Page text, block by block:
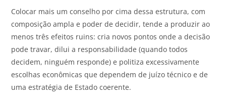
Colocar mais um conselho por cima dessa estrutura, com
composição ampla e poder de decidir, tende a produzir ao
menos três efeitos ruins: cria novos pontos onde a decisão
pode travar, dilui a responsabilidade (quando todos
decidem, ninguém responde) e politiza excessivamente
escolhas econômicas que dependem de juízo técnico e de
uma estratégia de Estado coerente.